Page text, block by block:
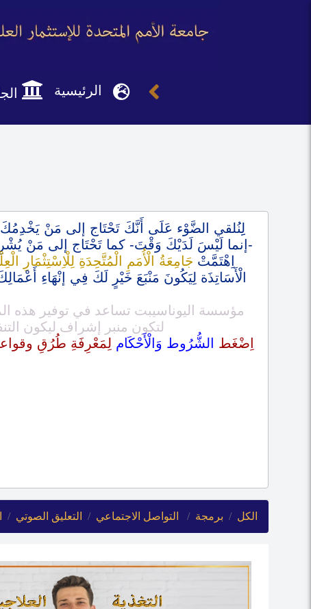
الرئيسية
لِِنُلقي الضَّوْء عَلَى أَنَّكَ تَحْتَاج إلى مَنْ
-إنما لَيْسَ لَدَيْكَ وَقْتَ- كما تَحْتَاج إلى مَنْ
اِهْتَمَّتْ جَامِعَةُ الْأُمَمِ الْمُتَّحِدَةِ لِلْاِسْتِثْمَارِ
الْأَسَاتِذَة لِيَكُونَ مَنْبَعَ خَيْرٍ لَكَ فِي إنْهَاءِ
مؤسسة اليوناسيبت تساعد في توفير هذه
لتكون منبر إشراف ليكون
اِضْغَط
الشُّرُوط وَالْأَحْكَام لِمَعْرِفَةِ طُرُقِ وقواعدَ
الكل برمجة التواصل الاجتماعي التعليق الصوتي